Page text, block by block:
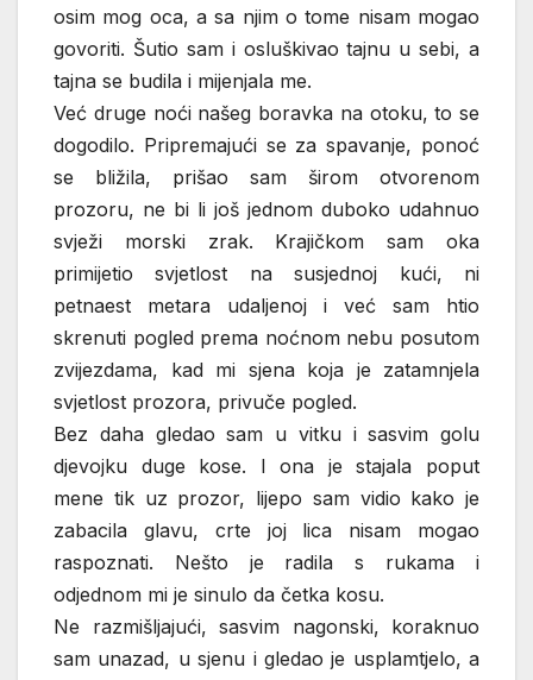
osim mog oca, a sa njim o tome nisam mogao
govoriti. Šutio sam i osluškivao tajnu u sebi, a
tajna se budila i mijenjala me.
Već druge noći našeg boravka na otoku, to se
dogodilo. Pripremajući se za spavanje, ponoć
se bližila, prišao sam širom otvorenom
prozoru, ne bi li još jednom duboko udahnuo
svježi morski zrak. Krajičkom sam oka
primijetio svjetlost na susjednoj kući, ni
petnaest metara udaljenoj i već sam htio
skrenuti pogled prema noćnom nebu posutom
zvijezdama, kad mi sjena koja je zatamnjela
svjetlost prozora, privuče pogled.
Bez daha gledao sam u vitku i sasvim golu
djevojku duge kose. I ona je stajala poput
mene tik uz prozor, lijepo sam vidio kako je
zabacila glavu, crte joj lica nisam mogao
raspoznati. Nešto je radila s rukama i
odjednom mi je sinulo da četka kosu.
Ne razmišljajući, sasvim nagonski, koraknuo
sam unazad, u sjenu i gledao je usplamtjelo, a